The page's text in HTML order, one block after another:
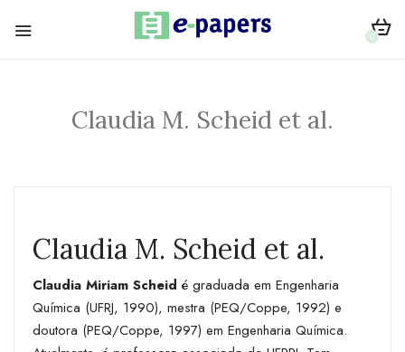
0
Claudia M. Scheid et al.
Claudia M. Scheid et al.
Claudia Miriam Scheid é graduada em Engenharia
Química (UFRJ, 1990), mestra (PEQ/Coppe, 1992) e
doutora (PEQ/Coppe, 1997) em Engenharia Química.